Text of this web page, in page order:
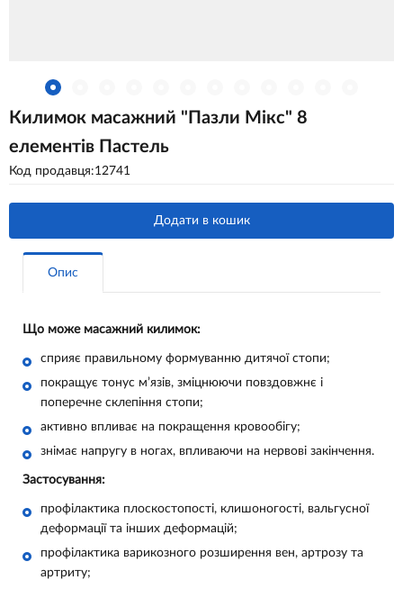
Килимок масажний "Пазли Мікс" 8
елементів Пастель
Код продавця:12741
Додати в кошик
Опис
Що може масажний килимок:
сприяє правильному формуванню дитячої стопи;
покращує тонус м’язів, зміцнюючи повздовжнє і
поперечне склепіння стопи;
активно впливає на покращення кровообігу;
знімає напругу в ногах, впливаючи на нервові закінчення.
Застосування:
профілактика плоскостопості, клишоногості, вальгусної
деформації та інших деформацій;
профілактика варикозного розширення вен, артрозу та
артриту;